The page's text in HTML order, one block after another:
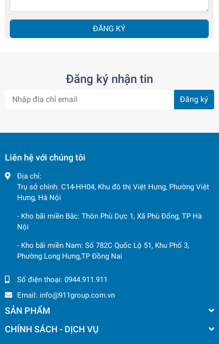
ĐĂNG KÝ
Đăng ký nhận tin
Đăng ký
Liên hệ với chúng tôi
Địa chỉ:
Trụ sở chính: C14-HH04, Khu đô thị Việt Hưng, Phường Việt
Hưng, Hà Nội
- Kho bãi miền Bắc: Thôn Phù Dực 1, Xã Phù Đổng, TP Hà
Nội
- Kho bãi miền Nam: Số 782C Quốc Lộ 51, Khu Phố 3,
Phường Long Hưng,TP Đồng Nai
Số điện thoại: 0944.911.911
Email: info@911group.com.vn
SẢN PHẨM
CHÍNH SÁCH - DỊCH VỤ